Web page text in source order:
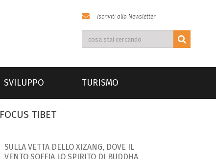
Iscriviti alla Newsletter
SVILUPPO TURISMO
FOCUS TIBET
SULLA VETTA DELLO XIZANG, DOVE IL
VENTO SOFFIA LO SPIRITO DI BUDDHA